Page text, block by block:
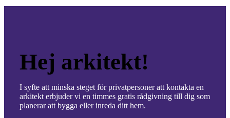
Hej arkitekt!
I syfte att minska steget för privatpersoner att kontakta en
arkitekt erbjuder vi en timmes gratis rådgivning till dig som
planerar att bygga eller inreda ditt hem.